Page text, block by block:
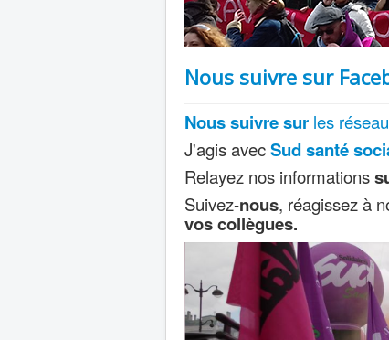
Nous suivre sur
Noussuivresur les
J'agis avecSud santé
Relayez nos informations
Suivez-nous, réagissez à
vos collègues.